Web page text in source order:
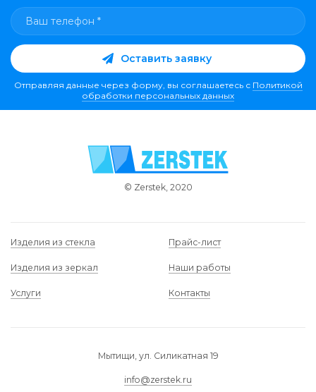
Оставить заявку
Отправляя данные через форму, вы соглашаетесь с Политикой
обработки персональных данных
© Zerstek, 2020
Изделия из стекла
Изделия из зеркал
Услуги
Прайс-лист
Наши работы
Контакты
Мытищи, ул. Силикатная 19
info@zerstek.ru